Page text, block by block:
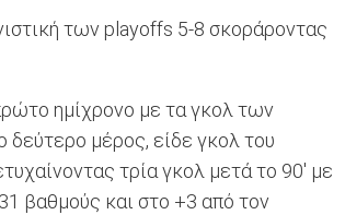
των playoffs 5-8 σκοράροντας
ημίχρονο με τα γκολ των
μέρος, είδε γκολ του
τρία γκολ μετά το 90' με
βαθμούς και στο +3 από τον